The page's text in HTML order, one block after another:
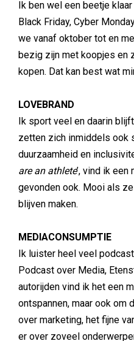
Ik ben wel een beetje
Black Friday, Cyber
we vanaf oktober tot en
bezig zijn met koopjes en
kopen. Dat kan best wat
LOVEBRAND
Ik sport veel en daarin
zetten zich inmiddels ook
duurzaamheid en
are an athlete’, vind ik
gevonden ook. Mooi als
blijven maken.
MEDIACONSUMPTIE
Ik luister heel veel
Podcast over Media,
autorijden vind ik het een
ontspannen, maar ook om
over marketing, het fijne
er over zoveel